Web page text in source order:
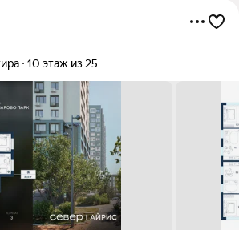
10 этаж из 25